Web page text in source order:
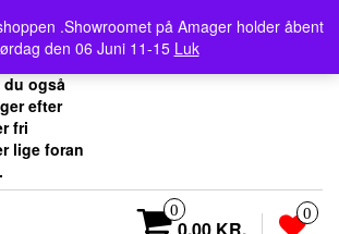
.Showroomet på Amager holder åbent
den 06 Juni 11-15 Luk
.
på
du også
efter
fri
lige foran
0 0